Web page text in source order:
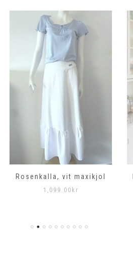
Rosenkalla, vit maxikjol
1,099.00 kr